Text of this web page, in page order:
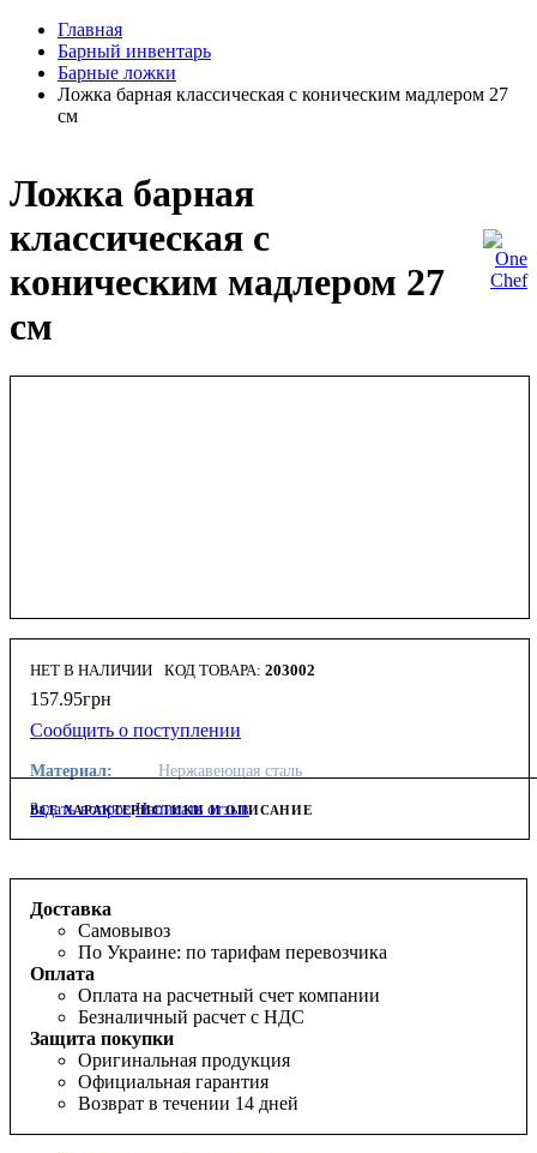
Главная
Барный инвентарь
Барные ложки
Ложка барная классическая с коническим мадлером 27
см
Ложка барная
классическая с
коническим мадлером 27
см
НЕТ В НАЛИЧИИ 203002
157.95грн
Сообщить о поступлении
Материал: Нержавеющая сталь
ВСЕ ХАРАКТЕРИСТИКИ И ОПИСАНИЕ
Задать вопрос Написать отзыв
Доставка
Самовывоз
По Украине: по тарифам перевозчика
Оплата
Оплата на расчетный счет компании
Безналичный расчет с НДС
Защита покупки
Оригинальная продукция
Официальная гарантия
Возврат в течении 14 дней